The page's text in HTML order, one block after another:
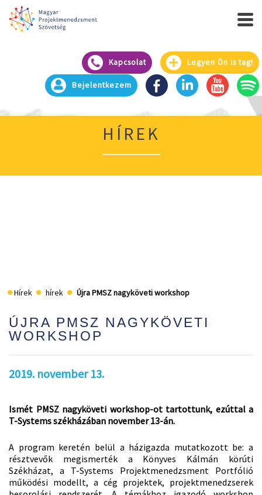
Kapcsolat Legyen Ön is tag!
Bejelentkezem
HÍREK
Hírek hírek Újra PMSZ nagyköveti workshop
ÚJRA PMSZ NAGYKÖVETI
WORKSHOP
2019. november 13.
Ismét PMSZ nagyköveti workshop-ot tartottunk, ezúttal a
T-Systems székházában november 13-án.
A program keretén belül a házigazda mutatkozott be: a
résztvevők megismerték a Könyves Kálmán körúti
Székházat, a T-Systems Projektmenedzsment Portfólió
működési modellt, a cég projektek, projektmenedzserek